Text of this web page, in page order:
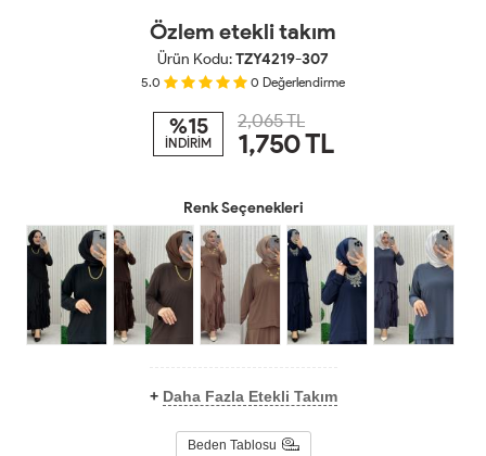
Özlem etekli takım
Ürün Kodu:TZY4219-307
5.0 0 Değerlendirme
%15
İNDİRİM
2,065 TL
1,750TL
Renk Seçenekleri
+ Daha Fazla Etekli Takım
Beden Tablosu